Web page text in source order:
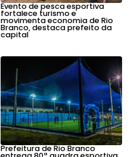
Evento de pesca esportiva
fortalece turismo e
movimenta economia de Rio
Branco, destaca prefeito da
capital
Prefeitura de Rio Branco